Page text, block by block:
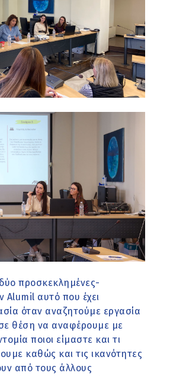
προσκεκλημένες-
Alumil αυτό που έχει
όταν αναζητούμε εργασία
σε θέση να αναφέρουμε με
ποιοι είμαστε και τι
καθώς και τις ικανότητες
από τους άλλους